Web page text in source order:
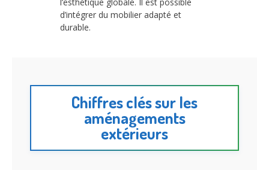
d’intégrer du mobilier adapté et
durable.
Chiffres clés sur les
aménagements
extérieurs